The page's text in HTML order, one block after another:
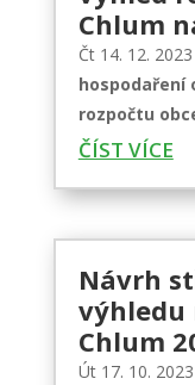
Chlum
Čt 14. 12. 2023
hospodaření
rozpočtu
ČÍST VÍCE
Návrh
výhledu
Chlum
Út 17. 10. 2023